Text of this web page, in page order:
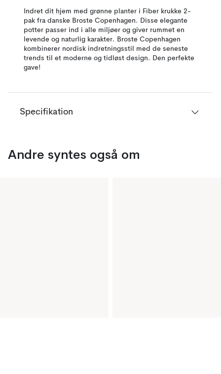
Indret dit hjem med grønne planter i Fiber krukke 2-
pak fra danske Broste Copenhagen. Disse elegante
potter passer ind i alle miljøer og giver rummet en
levende og naturlig karakter. Broste Copenhagen
kombinerer nordisk indretningsstil med de seneste
trends til et moderne og tidløst design. Den perfekte
gave!
Specifikation
Andre syntes også om